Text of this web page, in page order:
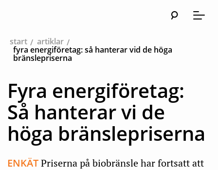
Meny
start
artiklar
fyra energiföretag: så hanterar vid de höga
bränslepriserna
Fyra energiföretag:
Så hanterar vi de
höga bränslepriserna
ENKÄTPriserna på biobränsle har fortsatt att